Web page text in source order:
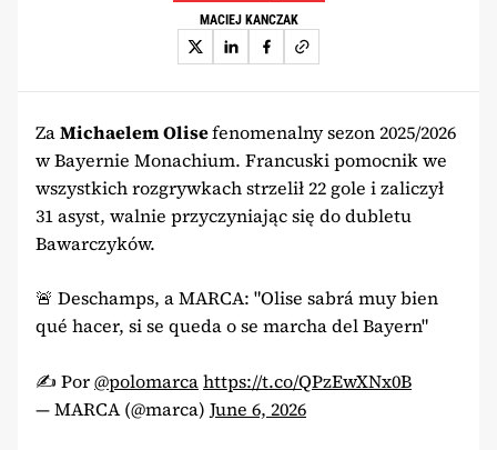
MACIEJ KANCZAK
ZaMichaelem Olisefenomenalny sezon 2025/2026
w Bayernie Monachium. Francuski pomocnik we
wszystkich rozgrywkach strzelił 22 gole i zaliczył
31 asyst, walnie przyczyniając się do dubletu
Bawarczyków.
🚨 Deschamps, a MARCA: "Olise sabrá muy bien
qué hacer, si se queda o se marcha del Bayern"
✍️ Por@polomarcahttps://t.co/QPzEwXNx0B
— MARCA (@marca) June 6, 2026